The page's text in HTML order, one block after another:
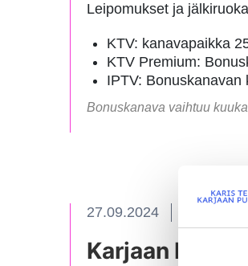
Leipomukset ja
KTV: kanavapaikka
KTV Premium:
IPTV: Bonuskanavan
Bonuskanava vaihtuu
27.09.2024
Karjaan